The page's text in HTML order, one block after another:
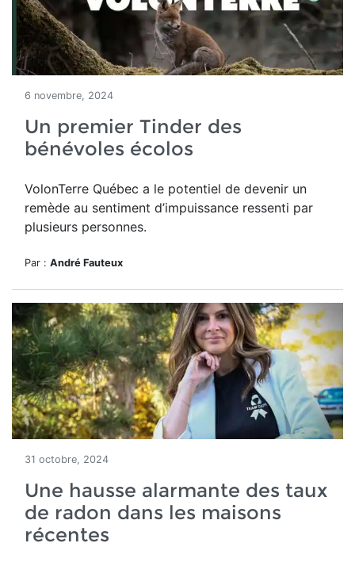
6 novembre, 2024
Un premier Tinder des
bénévoles écolos
VolonTerre Québec a le potentiel de devenir un
remède au sentiment d’impuissance ressenti par
plusieurs personnes.
Par : André Fauteux
31 octobre, 2024
Une hausse alarmante des taux
de radon dans les maisons
récentes